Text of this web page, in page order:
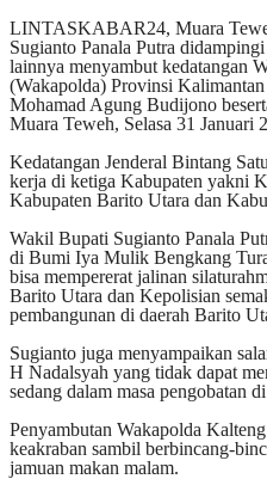
LINTASKABAR24, Muara
Sugianto Panala Putra
lainnya menyambut kedatangan
(Wakapolda) Provinsi
Mohamad Agung Budijono
Muara Teweh, Selasa 31 Januari
Kedatangan Jenderal Bintang
kerja di ketiga Kabupaten yakni
Kabupaten Barito Utara dan
Wakil Bupati Sugianto Panala
di Bumi Iya Mulik Bengkang
bisa mempererat jalinan
Barito Utara dan Kepolisian
pembangunan di daerah Barito
Sugianto juga menyampaikan
H Nadalsyah yang tidak dapat
sedang dalam masa pengobatan
Penyambutan Wakapolda
keakraban sambil berbincang-
jamuan makan malam.